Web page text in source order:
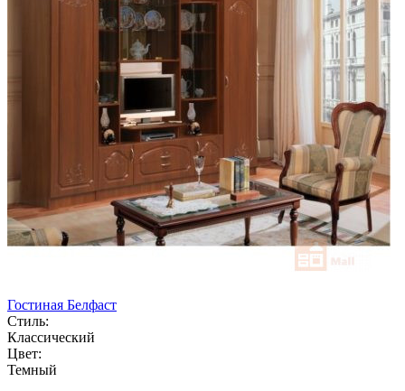
Гостиная Белфаст
Стиль:
Классический
Цвет:
Темный